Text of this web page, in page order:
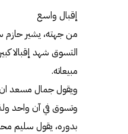
إقبال واسع
من جهته، يشير حازم
التسوق شهد إقبالا
مبيعاته.
ويقول جمال مسعد ان
وتسوق في آن واحد
بدوره، يقول سليم